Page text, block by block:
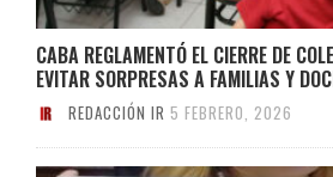
CABA REGLAMENTÓ EL CIERRE DE
EVITAR SORPRESAS A FAMILIAS Y
REDACCIÓN IR 5 FEBRERO, 2026